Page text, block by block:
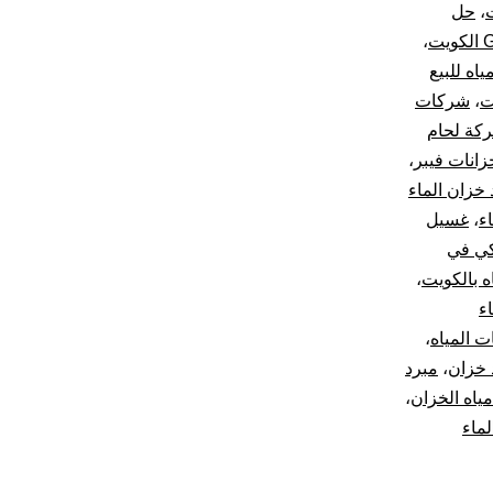
، حل
،
للبيع
، شركات
لحام
فيبر ،
خزان الماء
، غسيل
في
بالكويت،
المياه،
خزان، مبرد
الخزان،